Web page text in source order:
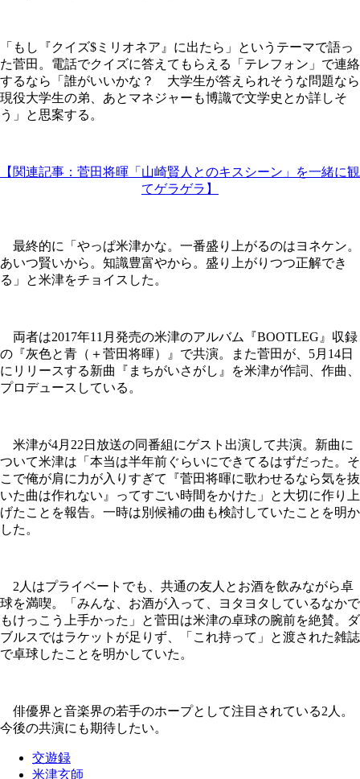
「もし『クイズ$ミリオネア』に出たら」というテーマで語っ
た菅田。電話でクイズに答えてもらえる「テレフォン」で連絡
するなら「誰がいいかな？ 大学生が答えられそうな問題なら
現役大学生の弟、あとマネジャーも博識で文学史とか詳しそ
う」と思案する。
【関連記事：菅田将暉「山崎賢人とのキスシーン」を一緒に観
てゲラゲラ】
最終的に「やっぱ米津かな。一番盛り上がるのはヨネケン。
あいつ賢いから。知識豊富やから。盛り上がりつつ正解でき
る」と米津をチョイスした。
両者は2017年11月発売の米津のアルバム『BOOTLEG』収録
の『灰色と青（＋菅田将暉）』で共演。また菅田が、5月14日
にリリースする新曲『まちがいさがし』を米津が作詞、作曲、
プロデュースしている。
米津が4月22日放送の同番組にゲスト出演して共演。新曲に
ついて米津は「本当は半年前ぐらいにできてるはずだった。そ
こで俺が肩に力が入りすぎて『菅田将暉に歌わせるなら気を抜
いた曲は作れない』ってすごい時間をかけた」と大切に作り上
げたことを報告。一時は別候補の曲も検討していたことを明か
した。
2人はプライベートでも、共通の友人とお酒を飲みながら卓
球を満喫。「みんな、お酒が入って、ヨタヨタしているなかで
もけっこう上手かった」と菅田は米津の卓球の腕前を絶賛。ダ
ブルスではラケットが足りず、「これ持って」と渡された雑誌
で卓球したことを明かしていた。
俳優界と音楽界の若手のホープとして注目されている2人。
今後の共演にも期待したい。
交遊録
米津玄師